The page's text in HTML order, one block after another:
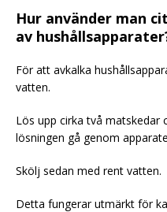
Hur använder man
av
För att avkalka
vatten.
Lös upp cirka två matskedar
lösningen gå genom
Skölj sedan med rent vatten.
Detta fungerar utmärkt för